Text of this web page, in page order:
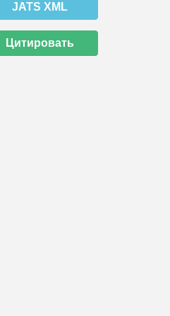
JATS XML
Цитировать